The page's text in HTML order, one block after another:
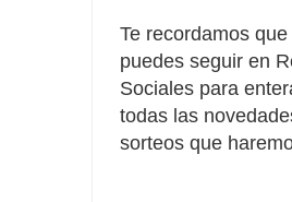
Te recordamos
puedes seguir en
Sociales para
todas las
sorteos que